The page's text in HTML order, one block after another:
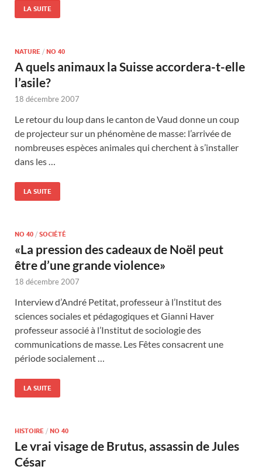
LA SUITE
NATURE / NO 40
A quels animaux la Suisse accordera-t-elle
l’asile?
18 décembre 2007
Le retour du loup dans le canton de Vaud donne un coup
de projecteur sur un phénomène de masse: l’arrivée de
nombreuses espèces animales qui cherchent à s’installer
dans les …
LA SUITE
NO 40 / SOCIÉTÉ
«La pression des cadeaux de Noël peut
être d’une grande violence»
18 décembre 2007
Interview d’André Petitat, professeur à l’Institut des
sciences sociales et pédagogiques et Gianni Haver
professeur associé à l’Institut de sociologie des
communications de masse. Les Fêtes consacrent une
période socialement …
LA SUITE
HISTOIRE / NO 40
Le vrai visage de Brutus, assassin de Jules
César